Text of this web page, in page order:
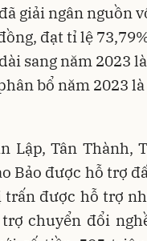
giải ngân nguồn
đạt tỉ lệ
sang năm 2023
bổ năm 2023
Lập, Tân Thành,
Bảo được hỗ trợ
được hỗ trợ
chuyển đổi